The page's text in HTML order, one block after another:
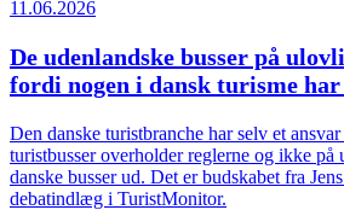
11.06.2026
De udenlandske busser på
fordi nogen i dansk turisme
Den danske turistbranche har selv et
turistbusser overholder reglerne og ikke på
danske busser ud. Det er budskabet fra
debatindlæg i TuristMonitor.